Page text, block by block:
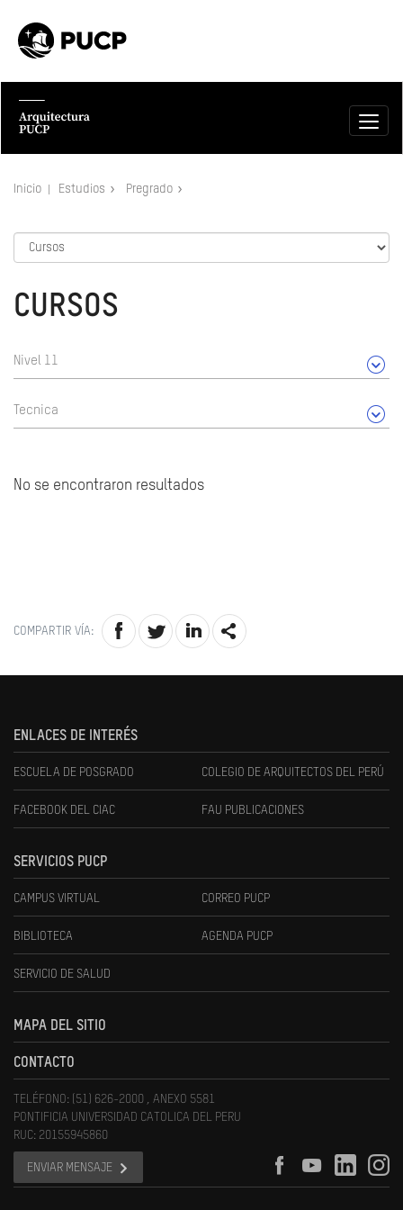
Inicio Estudios Pregrado
CURSOS
Nivel 11
Tecnica
No se encontraron resultados
COMPARTIR VÍA:
ENLACES DE INTERÉS
ESCUELA DE POSGRADO COLEGIO DE ARQUITECTOS DEL PERÚ
FACEBOOK DEL CIAC FAU PUBLICACIONES
SERVICIOS PUCP
CAMPUS VIRTUAL CORREO PUCP
BIBLIOTECA AGENDA PUCP
SERVICIO DE SALUD
MAPA DEL SITIO
CONTACTO
TELÉFONO: (51) 626-2000 , ANEXO 5581
PONTIFICIA UNIVERSIDAD CATOLICA DEL PERU
RUC: 20155945860
ENVIAR MENSAJE